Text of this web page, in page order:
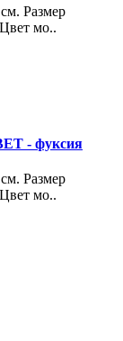
Размер
мо..
- фуксия
Размер
мо..